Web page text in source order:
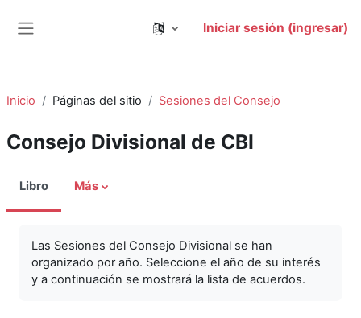
Iniciar sesión (ingresar)
Inicio Páginas del sitio Sesiones del Consejo
Consejo Divisional de CBI
Libro Más
Las Sesiones del Consejo Divisional se han
organizado por año. Seleccione el año de su interés
y a continuación se mostrará la lista de acuerdos.